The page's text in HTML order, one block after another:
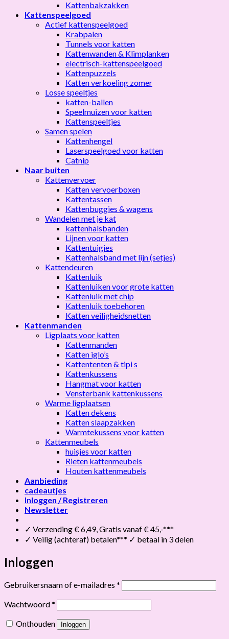
Kattenbakzakken
Kattenspeelgoed
Actief kattenspeelgoed
Krabpalen
Tunnels voor katten
Kattenwanden & Klimplanken
electrisch-kattenspeelgoed
Kattenpuzzels
Katten verkoeling zomer
Losse speeltjes
katten-ballen
Speelmuizen voor katten
Kattenspeeltjes
Samen spelen
Kattenhengel
Laserspeelgoed voor katten
Catnip
Naar buiten
Kattenvervoer
Katten vervoerboxen
Kattentassen
Kattenbuggies & wagens
Wandelen met je kat
kattenhalsbanden
Lijnen voor katten
Kattentuigjes
Kattenhalsband met lijn (setjes)
Kattendeuren
Kattenluik
Kattenluiken voor grote katten
Kattenluik met chip
Kattenluik toebehoren
Katten veiligheidsnetten
Kattenmanden
Ligplaats voor katten
Kattenmanden
Katten iglo’s
Kattententen & tipi s
Kattenkussens
Hangmat voor katten
Vensterbank kattenkussens
Warme ligplaatsen
Katten dekens
Katten slaapzakken
Warmtekussens voor katten
Kattenmeubels
huisjes voor katten
Rieten kattenmeubels
Houten kattenmeubels
Aanbieding
cadeautjes
Inloggen / Registreren
Newsletter
✓ Verzending € 6,49, Gratis vanaf € 45,-***
✓ Veilig (achteraf) betalen*** ✓ betaal in 3 delen
Inloggen
Gebruikersnaam of e-mailadres * Vereist
Wachtwoord* Vereist
Onthouden Inloggen